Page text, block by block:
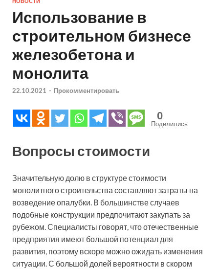
Использование в
строительном бизнесе
железобетона и
монолита
22.10.2021 - Прокомментировать
0
Поделились
Вопросы стоимости
Значительную долю в структуре стоимости
монолитного строительства составляют затраты на
возведение опалубки. В большинстве случаев
подобные конструкции предпочитают закупать за
рубежом. Специалисты говорят, что отечественные
предприятия имеют большой потенциал для
развития, поэтому вскоре можно ожидать изменения
ситуации. С большой долей вероятности в скором